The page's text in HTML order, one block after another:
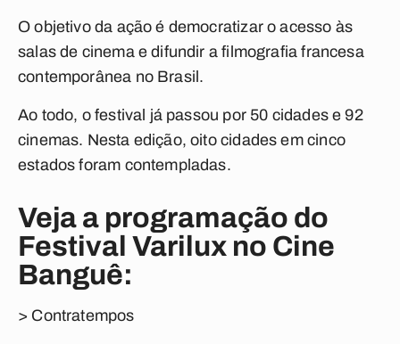
O objetivo da ação é democratizar o acesso às
salas de cinema e difundir a filmografia francesa
contemporânea no Brasil.
Ao todo, o festival já passou por 50 cidades e 92
cinemas. Nesta edição, oito cidades em cinco
estados foram contempladas.
Veja a programação do
Festival Varilux no Cine
Banguê:
> Contratempos